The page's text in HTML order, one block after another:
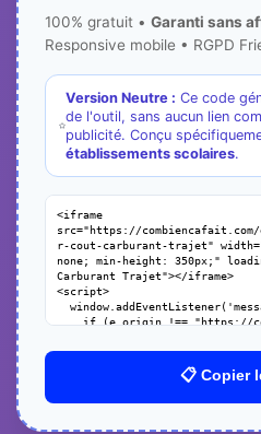
100% gratuit • Garanti sans
Responsive mobile • RGPD
Version Neutre : Ce code
de l'outil, sans aucun lien
publicité. Conçu
établissements scolaires.
📋 Copier